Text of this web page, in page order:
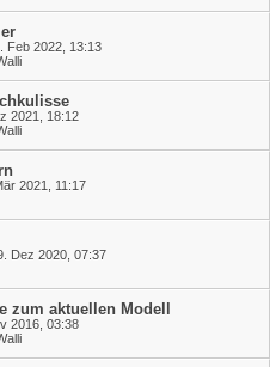
Feb 2022, 13:13
2021, 18:12
2021, 11:17
Dez 2020, 07:37
zum aktuellen Modell
2016, 03:38